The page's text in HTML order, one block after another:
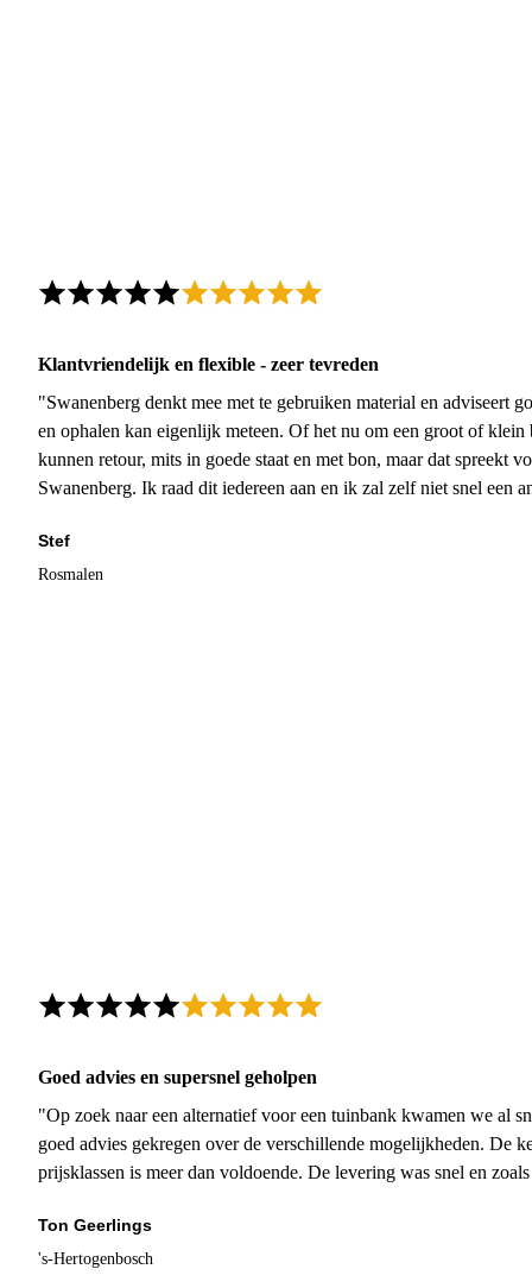
Klantvriendelijk en flexible - zeer tevreden
"Swanenberg denkt mee met te gebruiken material en adviseert
en ophalen kan eigenlijk meteen. Of het nu om een groot of
kunnen retour, mits in goede staat en met bon, maar dat spreekt
Swanenberg. Ik raad dit iedereen aan en ik zal zelf niet snel een
Stef
Rosmalen
Goed advies en supersnel geholpen
"Op zoek naar een alternatief voor een tuinbank kwamen we al
goed advies gekregen over de verschillende mogelijkheden. De
prijsklassen is meer dan voldoende. De levering was snel en
Ton Geerlings
's-Hertogenbosch